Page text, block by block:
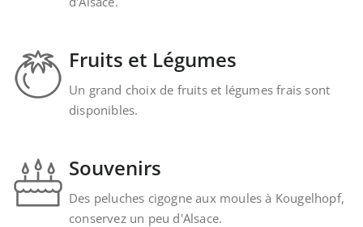
Fruits et Légumes
Un grand choix de fruits et légumes frais sont
disponibles.
Souvenirs
Des peluches cigogne aux moules à Kougelhopf,
conservez un peu d'Alsace.